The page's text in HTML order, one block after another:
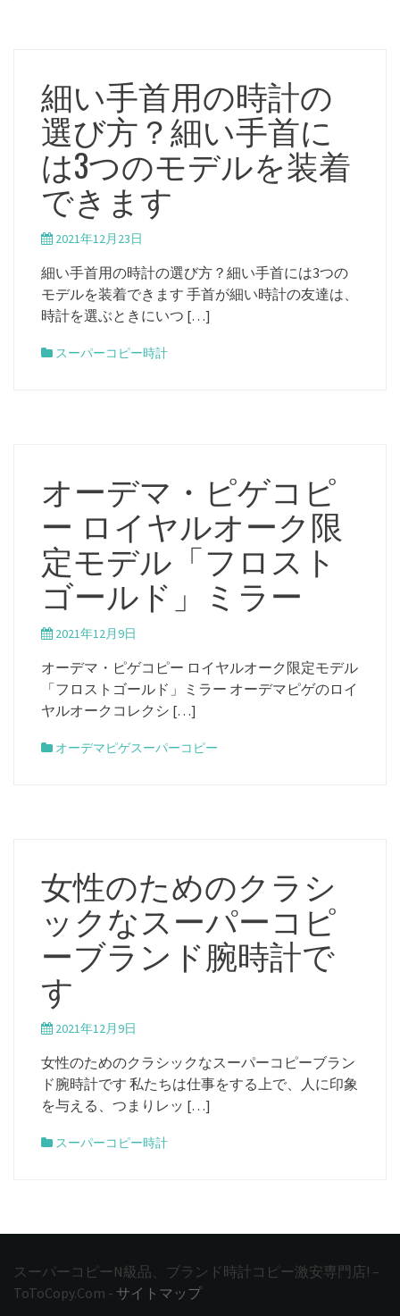
細い手首用の時計の
選び方？細い手首に
は3つのモデルを装着
できます
2021年12月23日
細い手首用の時計の選び方？細い手首には3つの
モデルを装着できます 手首が細い時計の友達は、
時計を選ぶときにいつ […]
スーパーコピー時計
オーデマ・ピゲコピ
ー ロイヤルオーク限
定モデル「フロスト
ゴールド」ミラー
2021年12月9日
オーデマ・ピゲコピー ロイヤルオーク限定モデル
「フロストゴールド」ミラー オーデマピゲのロイ
ヤルオークコレクシ […]
オーデマピゲスーパーコピー
女性のためのクラシ
ックなスーパーコピ
ーブランド腕時計で
す
2021年12月9日
女性のためのクラシックなスーパーコピーブラン
ド腕時計です 私たちは仕事をする上で、人に印象
を与える、つまりレッ […]
スーパーコピー時計
スーパーコピーN級品、ブランド時計コピー激安専門店! –
ToToCopy.Com - サイトマップ